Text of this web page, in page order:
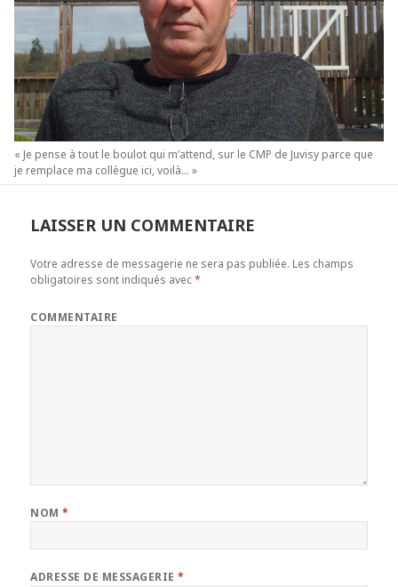
« Je pense à tout le boulot qui m’attend, sur le CMP de Juvisy parce que
je remplace ma collègue ici, voilà… »
LAISSER UN COMMENTAIRE
Votre adresse de messagerie ne sera pas publiée. Les champs
obligatoires sont indiqués avec*
COMMENTAIRE
NOM*
ADRESSE DE MESSAGERIE*